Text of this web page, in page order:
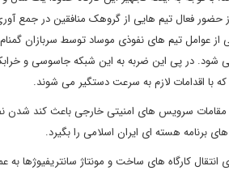
حضور فعال تیم هایی از گروهک منافقین در جمع
از عوامل تیم های نفوذی موساد توسط سربازان
شود. در پی این ضربه به این شبکه جاسوسی و
که با اقدامات لازم به سرعت دستگیر می شوند.
سرویس های امنیتی خارجی باعث کند شدن
برنامه هسته ای ایران اسلامی را بگیرد.
انتقال کارگاه های ساخت و مونتاژ